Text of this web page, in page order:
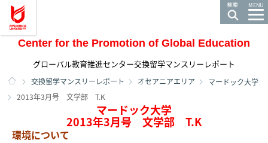
MENU
Center for the Promotion of Global Education
グローバル教育推進センター交換留学マンスリーレポート
ホーム
交換留学マンスリーレポート オセアニアエリア
マードック大学
2013年3月号 文学部 T.K
マードック大学
2013年3月号 文学部 T.K
環境について